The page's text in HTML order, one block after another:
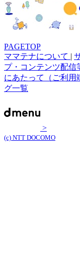
PAGETOP
ママテナについて |
プ・コンテンツ配信
にあたって（ご利用
グ一覧
>
(c) NTT DOCOMO